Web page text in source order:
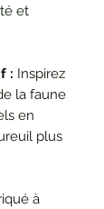
et
: Inspirez
la faune
en
plus
à